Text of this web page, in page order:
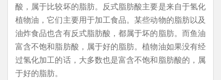
酸，属于比较坏的脂肪。反式脂肪酸主要是来自于氢化
植物油，它们主要用于加工食品。某些动物的脂肪以及
油炸食品也含有反式脂肪酸，都属于坏的脂肪。而鱼油
富含不饱和脂肪酸，属于好的脂肪。植物油如果没有经
过氢化加工的话，大多数也是富含不饱和脂肪酸的，属
于好的脂肪。